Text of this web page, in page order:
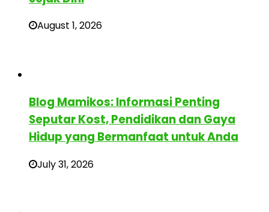
August 1, 2026
Blog Mamikos: Informasi Penting
Seputar Kost, Pendidikan dan Gaya
Hidup yang Bermanfaat untuk Anda
July 31, 2026